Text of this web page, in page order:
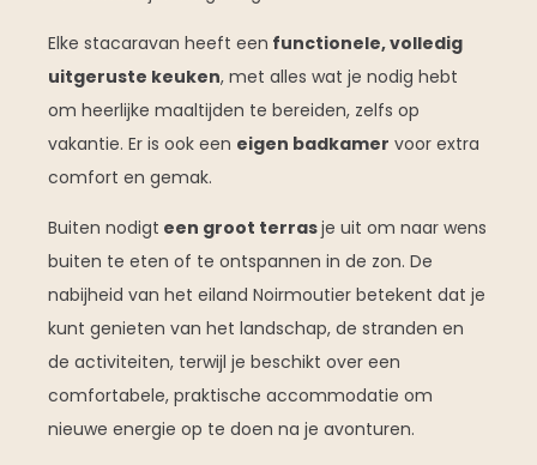
Elke stacaravan heeft een functionele, volledig
uitgeruste keuken, met alles wat je nodig hebt
om heerlijke maaltijden te bereiden, zelfs op
vakantie. Er is ook een eigen badkamer voor extra
comfort en gemak.
Buiten nodigt een groot terrasje uit om naar wens
buiten te eten of te ontspannen in de zon. De
nabijheid van het eiland Noirmoutier betekent dat je
kunt genieten van het landschap, de stranden en
de activiteiten, terwijl je beschikt over een
comfortabele, praktische accommodatie om
nieuwe energie op te doen na je avonturen.